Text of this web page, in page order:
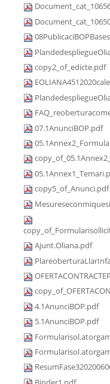
copy2_of_edicte.pdf
07.1AnunciBOP.pdf
copy5_of_Anunci.pdf
Ajunt.Oliana.pdf
4.1AnunciBOP.pdf
5.1AnunciBOP.pdf